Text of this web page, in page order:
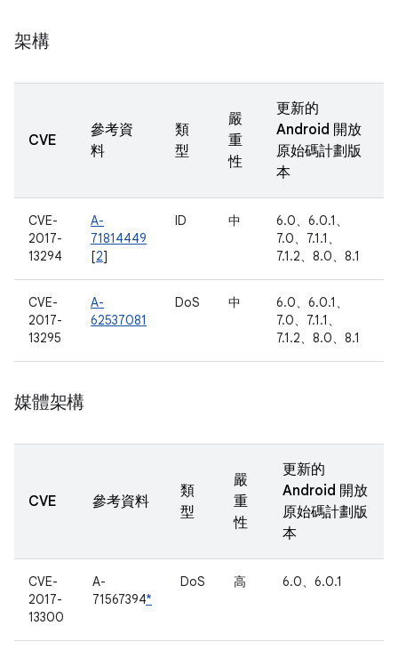
架構
CVE
參考資
料
類
型
嚴
重
性
更新的
Android 開放
原始碼計劃版
本
CVE-
2017-
13294
A-
71814449
[2]
ID 中
6.0、6.0.1、
7.0、7.1.1、
7.1.2、8.0、8.1
CVE-
2017-
13295
A-
62537081
DoS 中
6.0、6.0.1、
7.0、7.1.1、
7.1.2、8.0、8.1
媒體架構
CVE 參考資料
類
型
嚴
重
性
更新的
Android 開放
原始碼計劃版
本
CVE-
2017-
13300
A-
71567394*
DoS 高 6.0、6.0.1